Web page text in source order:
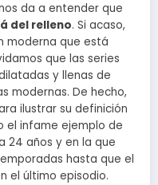
da a entender que
del relleno. Si acaso,
moderna que está
que las series
y llenas de
modernas. De hecho,
ilustrar su definición
el infame ejemplo de
24 años y en la que
hasta que el
el último episodio.